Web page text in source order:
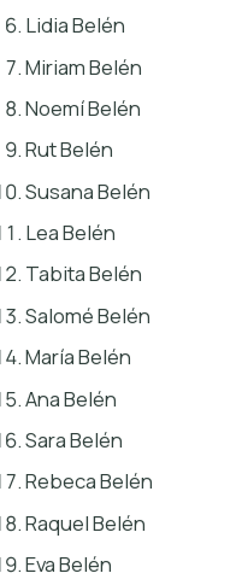
Lidia Belén
Miriam Belén
Noemí Belén
Rut Belén
Susana Belén
Lea Belén
Tabita Belén
Salomé Belén
María Belén
Ana Belén
Sara Belén
Rebeca Belén
Raquel Belén
Eva Belén